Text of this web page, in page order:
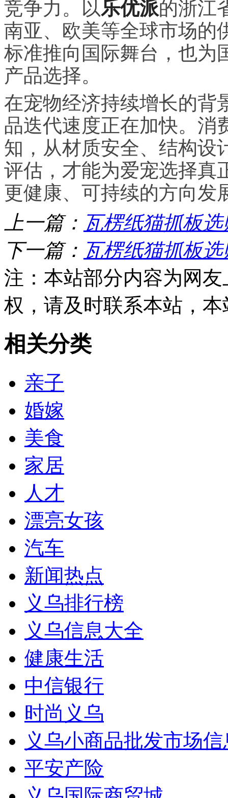
竞争力。以乐优派的浙江
南亚、欧美等全球市场的
标准推向国际舞台，也为
产品选择。
在宠物经济持续增长的背
品迭代速度正在加快。消
知，从材质安全、结构设
评估，才能为爱宠选择真
更健康、可持续的方向发
上一篇： 瓦楞纸猫抓板
下一篇： 瓦楞纸猫抓板
注：本站部分内容为网
权，请及时联系本站，
相关分类
亲子
婚嫁
美食
家居
人才
漂亮女孩
汽车
新闻热点
义乌排行榜
义乌信息大全
健康生活
中信银行
时尚义乌
义乌小商品批发市场
平安产险